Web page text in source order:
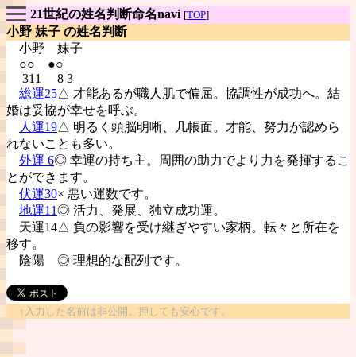
21世紀の姓名判断命名navi [TOP]
小野 妹子 の姓名判断
小野 妹子
○○ ●○
311 8 3
総運25△ 才能あるが職人肌で偏屈。協調性が成功へ。結
婚は妥協が幸せを呼ぶ。
人運19△ 明るく頭脳明晰、几帳面。才能、努力が認めら
れないことも多い。
外運 6◎ 幸運の持ち主。周囲の助力でより力を発揮するこ
とができます。
伏運30× 悪い運数です。
地運11◎ 活力、発展、独立成功運。
天運14△ 負の影響を受け継ぎやすい家柄。転々と所在を
移す。
陰陽 ◎ 理想的な配列です。
↑入力した名前は非公開。押しても安心です。